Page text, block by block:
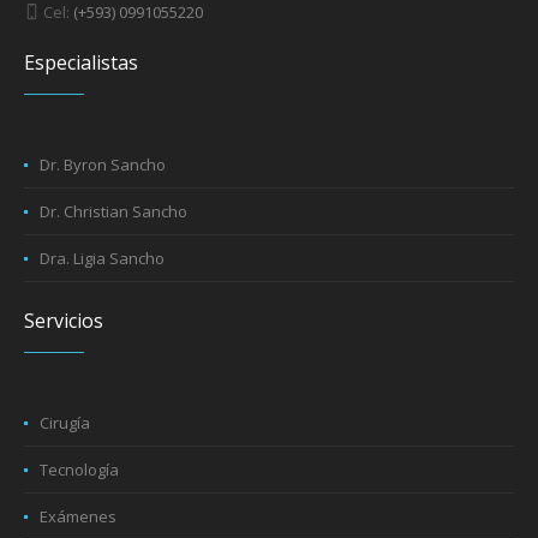
Cel: (+593) 0991055220
Especialistas
Dr. Byron Sancho
Dr. Christian Sancho
Dra. Ligia Sancho
Servicios
Cirugía
Tecnología
Exámenes